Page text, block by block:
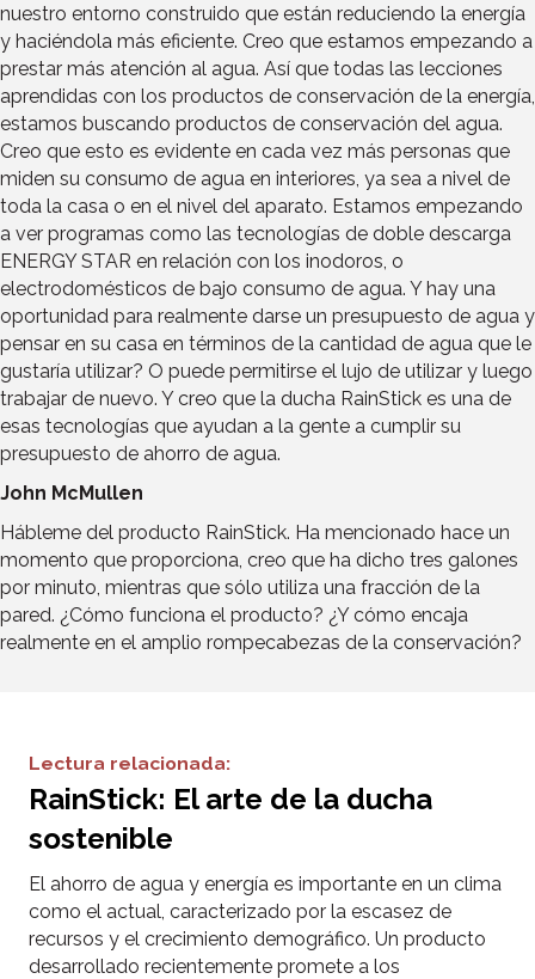
nuestro entorno construido que están reduciendo la energía
y haciéndola más eficiente. Creo que estamos empezando a
prestar más atención al agua. Así que todas las lecciones
aprendidas con los productos de conservación de la energía,
estamos buscando productos de conservación del agua.
Creo que esto es evidente en cada vez más personas que
miden su consumo de agua en interiores, ya sea a nivel de
toda la casa o en el nivel del aparato. Estamos empezando
a ver programas como las tecnologías de doble descarga
ENERGY STAR en relación con los inodoros, o
electrodomésticos de bajo consumo de agua. Y hay una
oportunidad para realmente darse un presupuesto de agua y
pensar en su casa en términos de la cantidad de agua que le
gustaría utilizar? O puede permitirse el lujo de utilizar y luego
trabajar de nuevo. Y creo que la ducha RainStick es una de
esas tecnologías que ayudan a la gente a cumplir su
presupuesto de ahorro de agua.
John McMullen
Hábleme del producto RainStick. Ha mencionado hace un
momento que proporciona, creo que ha dicho tres galones
por minuto, mientras que sólo utiliza una fracción de la
pared. ¿Cómo funciona el producto? ¿Y cómo encaja
realmente en el amplio rompecabezas de la conservación?
Lectura relacionada:
RainStick: El arte de la ducha
sostenible
El ahorro de agua y energía es importante en un clima
como el actual, caracterizado por la escasez de
recursos y el crecimiento demográfico. Un producto
desarrollado recientemente promete a los